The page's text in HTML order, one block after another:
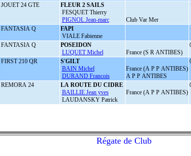
JOUET 24 GTE
FLEUR 2 SAILS
FESQUET Thierry
PIGNOL Jean-marc
Club Var Mer
FANTASIA Q
FAPI
VIALE Fabienne
FANTASIA Q
POSEIDON
LUQUET Michel
France (S R ANTIBES)
FIRST 210 QR
S'GILT
BAIN Michel
DURAND Francois
France (A P P ANTIBES)
A P P ANTIBES
REMORA 24
LA ROUTE DU CIDRE
BAILLIE Jean yves
LAUDANSKY Patrick
France (A P P ANTIBES)
Régate de Club